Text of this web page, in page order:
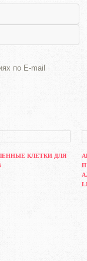
по E-mail
КЛЕТКИ ДЛЯ